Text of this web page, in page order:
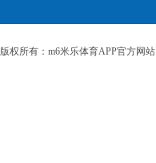
版权所有：m6米乐体育APP官方网站